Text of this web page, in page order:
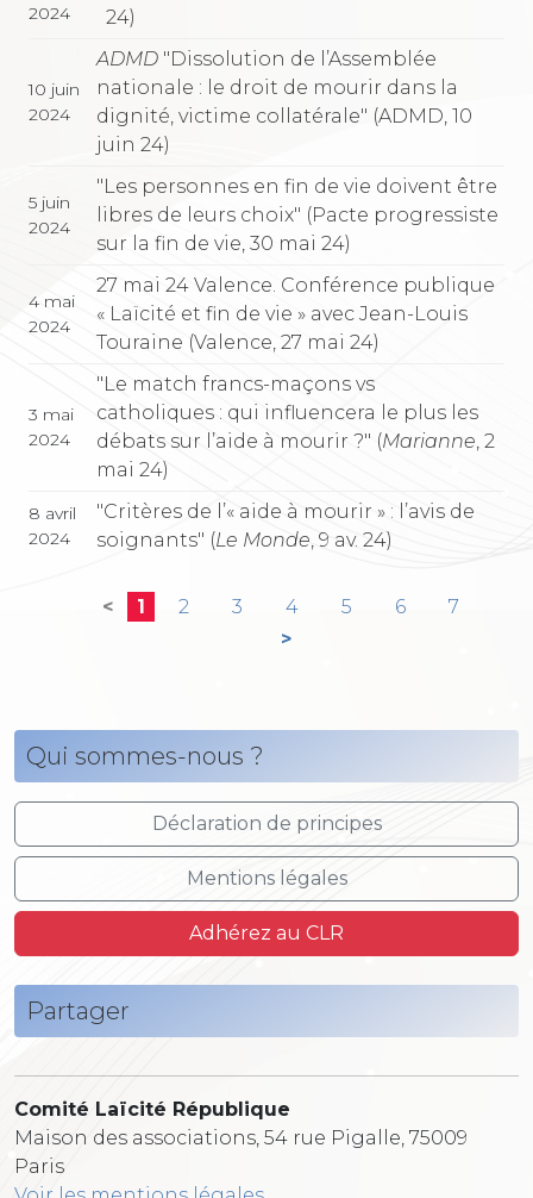
2024
24)
10 juin
2024
ADMD "Dissolution de l’Assemblée
nationale : le droit de mourir dans la
dignité, victime collatérale" (ADMD, 10
juin 24)
5 juin
2024
"Les personnes en fin de vie doivent être
libres de leurs choix" (Pacte progressiste
sur la fin de vie, 30 mai 24)
4 mai
2024
27 mai 24 Valence. Conférence publique
« Laïcité et fin de vie » avec Jean-Louis
Touraine (Valence, 27 mai 24)
3 mai
2024
"Le match francs-maçons vs
catholiques : qui influencera le plus les
débats sur l’aide à mourir ?" (Marianne , 2
mai 24)
8 avril
2024
"Critères de l’« aide à mourir » : l’avis de
soignants" (Le Monde , 9 av. 24)
< 1 2 3 4 5 6
7
>
Qui sommes-nous ?
Déclaration de principes
Mentions légales
Adhérez au CLR
Partager
Comité Laïcité République
Maison des associations, 54 rue Pigalle, 75009
Paris